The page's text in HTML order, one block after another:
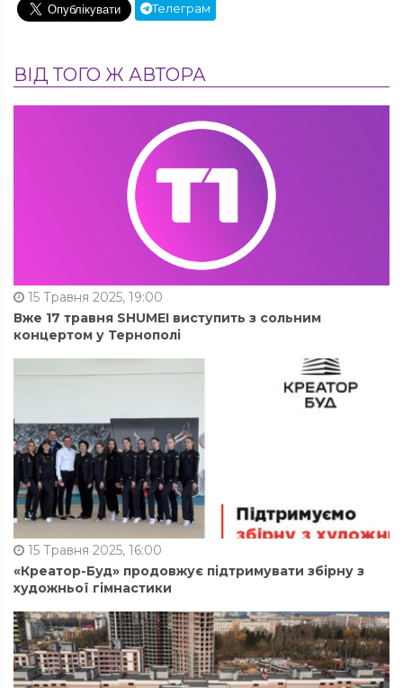
Телеграм
ВІД ТОГО Ж АВТОРА
15 Травня 2025, 19:00
Вже 17 травня SHUMEI виступить з сольним
концертом у Тернополі
15 Травня 2025, 16:00
«Креатор-Буд» продовжує підтримувати збірну з
художньої гімнастики